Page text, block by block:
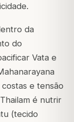
da
do
Vata e
e tensão
é nutrir
(tecido